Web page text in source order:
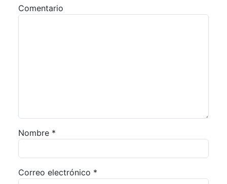
Comentario
Nombre *
Correo electrónico *